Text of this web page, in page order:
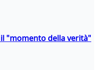
"momento della verità"